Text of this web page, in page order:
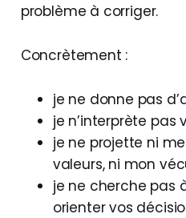
problème à corriger.
Concrètement :
je ne donne pas
je n’interprète pas
je ne projette ni
valeurs, ni mon
je ne cherche pas
orienter vos